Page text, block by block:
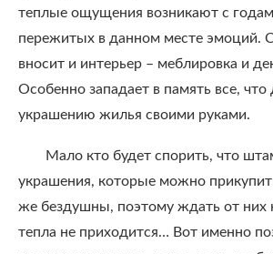
теплые ощущения возникают с
пережитых в данном месте эмоций.
вносит и интерьер – меблировка и
Особенно западает в память все, что
украшению жилья своими руками.
Мало кто будет спорить, что
украшения, которые можно
же бездушны, поэтому ждать от них
тепла не приходится… Вот именно